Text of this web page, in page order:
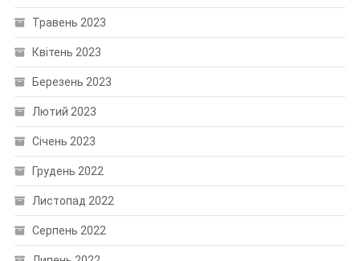
Травень 2023
Квітень 2023
Березень 2023
Лютий 2023
Січень 2023
Грудень 2022
Листопад 2022
Серпень 2022